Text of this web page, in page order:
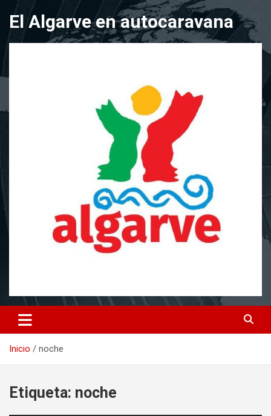
contenido
El Algarve en autocaravana
Inicio noche
Etiqueta: noche